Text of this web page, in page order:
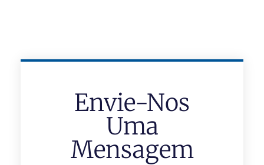
Envie-Nos
Uma
Mensagem